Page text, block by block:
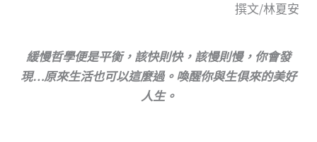
撰文/林夏安
緩慢哲學便是平衡，該快則快，該慢則慢，你會發
現…原來生活也可以這麼過。喚醒你與生俱來的美好
人生。